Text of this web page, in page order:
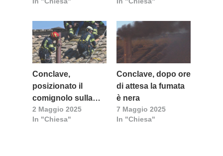
Conclave,
posizionato il
comignolo sulla
Cappella Sistina
2 Maggio 2025
In "Chiesa"
Conclave, dopo ore
di attesa la fumata
è nera
7 Maggio 2025
In "Chiesa"